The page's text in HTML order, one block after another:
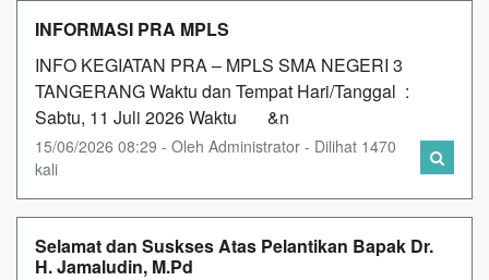
INFORMASI PRA MPLS
INFO KEGIATAN PRA – MPLS SMA NEGERI 3
TANGERANG Waktu dan Tempat Hari/Tanggal :
Sabtu, 11 Juli 2026 Waktu &n
15/06/2026 08:29 - Oleh Administrator - Dilihat 1470
kali
Selamat dan Suskses Atas Pelantikan Bapak Dr.
H. Jamaludin, M.Pd